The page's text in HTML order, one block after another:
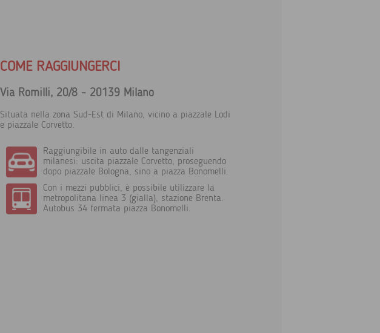
COME RAGGIUNGERCI
Via Romilli, 20/8 - 20139 Milano
Situata nella zona Sud-Est di Milano, vicino a piazzale Lodi
e piazzale Corvetto.
Raggiungibile in auto dalle tangenziali
milanesi: uscita piazzale Corvetto, proseguendo
dopo piazzale Bologna, sino a piazza Bonomelli.
Con i mezzi pubblici, è possibile utilizzare la
metropolitana linea 3 (gialla), stazione Brenta.
Autobus 34 fermata piazza Bonomelli.